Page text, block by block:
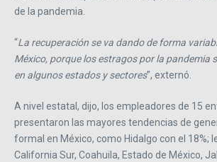
de la pandemia.
“La recuperación se va dando de forma
México, porque los estragos por la pandemia
en algunos estados y sectores”, externó.
A nivel estatal, dijo, los empleadores de 15
presentaron las mayores tendencias de
formal en México, como Hidalgo con el 18%;
California Sur, Coahuila, Estado de México,